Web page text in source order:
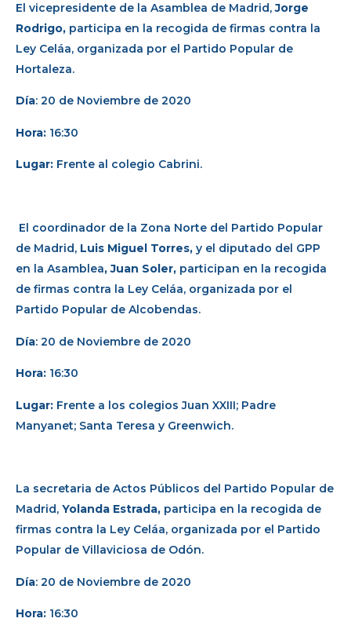
El vicepresidente de la Asamblea de Madrid,Jorge
Rodrigo, participa en la recogida de firmas contra la
Ley Celáa, organizada por el Partido Popular de
Hortaleza.
Día: 20 de Noviembre de 2020
Hora: 16:30
Lugar: Frente al colegio Cabrini.
El coordinador de la Zona Norte del Partido Popular
de Madrid, Luis Miguel Torres, y el diputado del GPP
en la Asamblea, Juan Soler, participan en la recogida
de firmas contra la Ley Celáa, organizada por el
Partido Popular de Alcobendas.
Día: 20 de Noviembre de 2020
Hora: 16:30
Lugar: Frente a los colegios Juan XXIII; Padre
Manyanet; Santa Teresa y Greenwich.
La secretaria de Actos Públicos del Partido Popular de
Madrid, Yolanda Estrada, participa en la recogida de
firmas contra la Ley Celáa, organizada por el Partido
Popular de Villaviciosa de Odón.
Día: 20 de Noviembre de 2020
Hora: 16:30